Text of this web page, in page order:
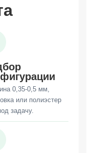
0,35-0,5 мм,
или полиэстер
задачу.